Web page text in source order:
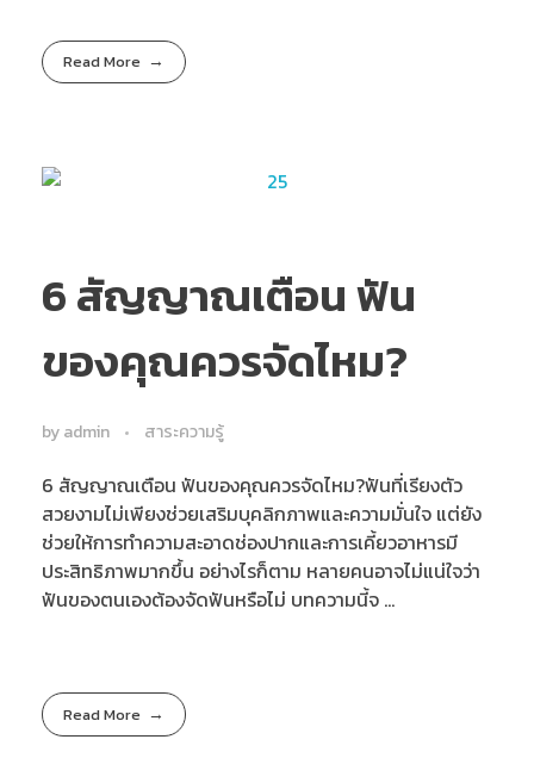
Read More
6 สัญญาณเตือน ฟัน
ของคุณควรจัดไหม?
byadmin สาระความรู้
6 สัญญาณเตือน ฟันของคุณควรจัดไหม?ฟันที่เรียงตัว
สวยงามไม่เพียงช่วยเสริมบุคลิกภาพและความมั่นใจ แต่ยัง
ช่วยให้การทำความสะอาดช่องปากและการเคี้ยวอาหารมี
ประสิทธิภาพมากขึ้น อย่างไรก็ตาม หลายคนอาจไม่แน่ใจว่า
ฟันของตนเองต้องจัดฟันหรือไม่ บทความนี้จ ...
Read More